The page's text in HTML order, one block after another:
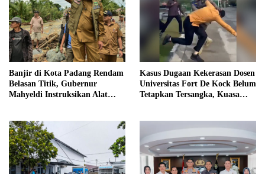
Banjir di Kota Padang Rendam
Belasan Titik, Gubernur
Mahyeldi Instruksikan Alat
Kasus Dugaan Kekerasan Dosen
Universitas Fort De Kock Belum
Tetapkan Tersangka, Kuasa